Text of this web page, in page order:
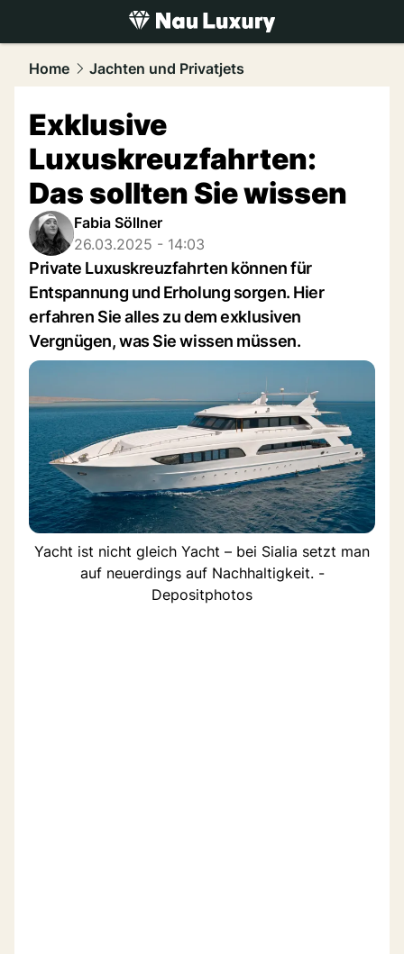
luxury.NAU.ch
Home Jachten und Privatjets
Exklusive
Luxuskreuzfahrten:
Das sollten Sie wissen
Fabia Söllner
26.03.2025 - 14:03
Private Luxuskreuzfahrten können für
Entspannung und Erholung sorgen. Hier
erfahren Sie alles zu dem exklusiven
Vergnügen, was Sie wissen müssen.
Yacht ist nicht gleich Yacht – bei Sialia setzt man
auf neuerdings auf Nachhaltigkeit. -
Depositphotos